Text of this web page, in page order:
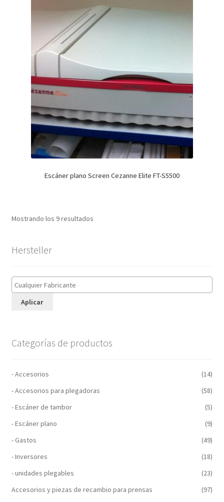
Escáner plano Screen Cezanne Elite FT-S5500
Mostrando los 9 resultados
Hersteller
Aplicar
Categorías de productos
- Accesorios
(14)
- Accesorios para plegadoras
(58)
- Escáner de tambor
(5)
- Escáner plano
(9)
- Gastos
(49)
- Inversores
(18)
- unidades plegables
(23)
Accesorios y piezas de recambio para prensas
(97)